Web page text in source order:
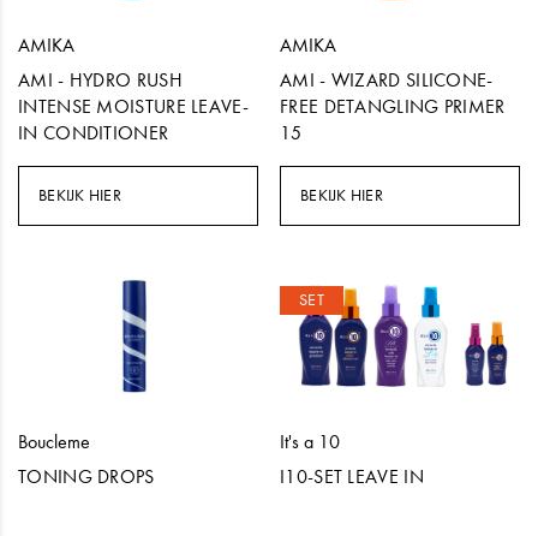
AMIKA
AMI - HYDRO RUSH
INTENSE MOISTURE LEAVE-
IN CONDITIONER
BEKIJK HIER
AMIKA
AMI - WIZARD SILICONE-
FREE DETANGLING PRIMER
15
BEKIJK HIER
Boucleme
TONING DROPS
SET
It's a 10
I10-SET LEAVE IN